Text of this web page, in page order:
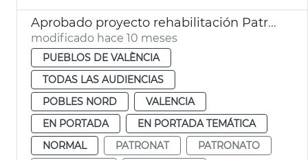
Aprobado proyecto rehabilitación Patronato Benifaraig
modificado hace 10 meses
PUEBLOS DE VALÈNCIA
TODAS LAS AUDIENCIAS
POBLES NORD
VALENCIA
EN PORTADA
EN PORTADA TEMÁTICA
NORMAL
PATRONAT
PATRONATO